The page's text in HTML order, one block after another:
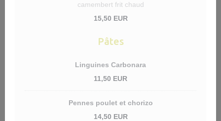
camembert frit chaud
15,50 EUR
Pâtes
Linguines Carbonara
11,50 EUR
Pennes poulet et chorizo
14,50 EUR